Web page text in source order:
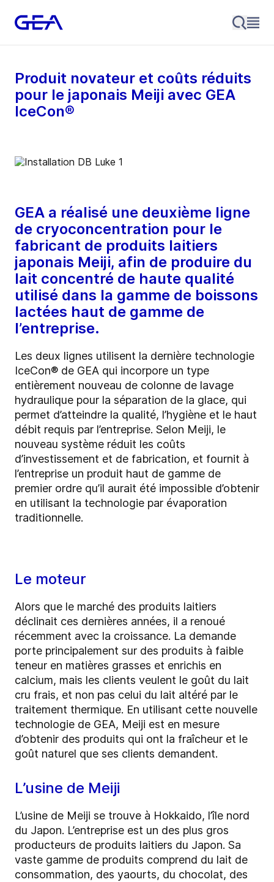
Produit novateur et coûts réduits
pour le japonais Meiji avec GEA
IceCon®
GEA a réalisé une deuxième ligne
de cryoconcentration pour le
fabricant de produits laitiers
japonais Meiji, afin de produire du
lait concentré de haute qualité
utilisé dans la gamme de boissons
lactées haut de gamme de
l’entreprise.
Les deux lignes utilisent la dernière technologie
IceCon® de GEA qui incorpore un type
entièrement nouveau de colonne de lavage
hydraulique pour la séparation de la glace, qui
permet d’atteindre la qualité, l’hygiène et le haut
débit requis par l’entreprise. Selon Meiji, le
nouveau système réduit les coûts
d’investissement et de fabrication, et fournit à
l’entreprise un produit haut de gamme de
premier ordre qu’il aurait été impossible d’obtenir
en utilisant la technologie par évaporation
traditionnelle.
Le moteur
Alors que le marché des produits laitiers
déclinait ces dernières années, il a renoué
récemment avec la croissance. La demande
porte principalement sur des produits à faible
teneur en matières grasses et enrichis en
calcium, mais les clients veulent le goût du lait
cru frais, et non pas celui du lait altéré par le
traitement thermique. En utilisant cette nouvelle
technologie de GEA, Meiji est en mesure
d’obtenir des produits qui ont la fraîcheur et le
goût naturel que ses clients demandent.
L’usine de Meiji
L’usine de Meiji se trouve à Hokkaido, l’île nord
du Japon. L’entreprise est un des plus gros
producteurs de produits laitiers du Japon. Sa
vaste gamme de produits comprend du lait de
consommation, des yaourts, du chocolat, des